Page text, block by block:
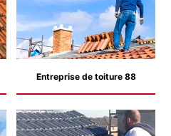
Entreprise de toiture 88